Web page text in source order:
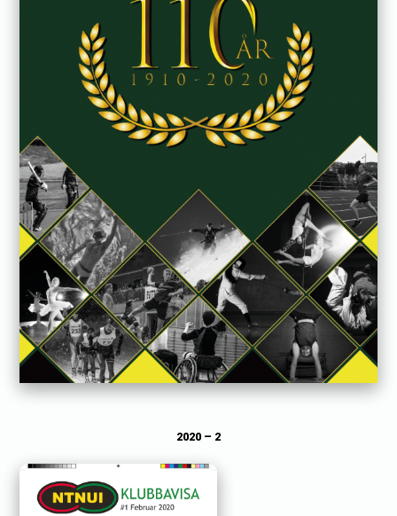
2020 – 2